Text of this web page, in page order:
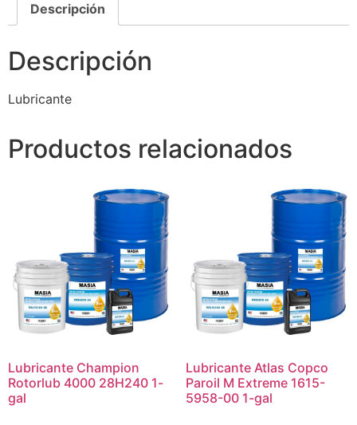
Descripción
Descripción
Lubricante
Productos relacionados
Lubricante Champion
Rotorlub 4000 28H240 1-
gal
Lubricante Atlas Copco
Paroil M Extreme 1615-
5958-00 1-gal